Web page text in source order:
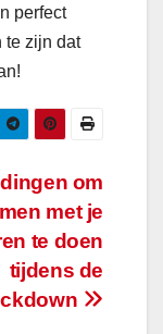
perfect
te zijn dat
om
met je
te doen
tijdens de